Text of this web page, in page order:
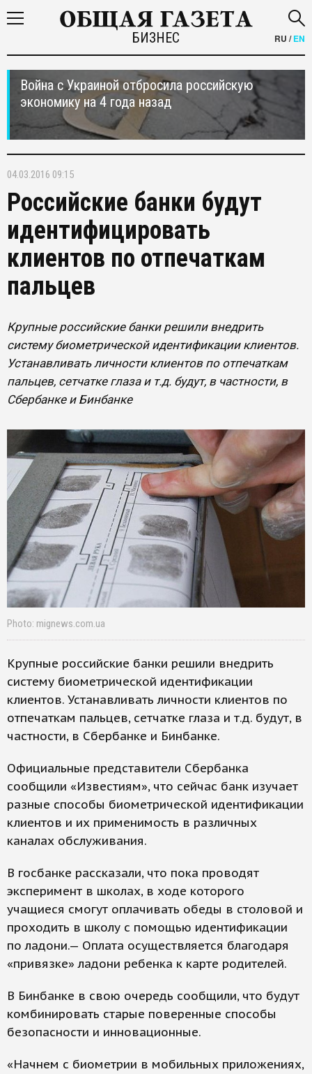
БИЗНЕС RU /EN
Война с Украиной отбросила российскую
экономику на 4 года назад
04.03.2016 09:15
Российские банки будут
идентифицировать
клиентов по отпечаткам
пальцев
Крупные российские банки решили внедрить
систему биометрической идентификации клиентов.
Устанавливать личности клиентов по отпечаткам
пальцев, сетчатке глаза и т.д. будут, в частности, в
Сбербанке и Бинбанке
Photo: mignews.com.ua
Крупные российские банки решили внедрить
систему биометрической идентификации
клиентов. Устанавливать личности клиентов по
отпечаткам пальцев, сетчатке глаза и т.д. будут, в
частности, в Сбербанке и Бинбанке.
Официальные представители Сбербанка
сообщили «Известиям», что сейчас банк изучает
разные способы биометрической идентификации
клиентов и их применимость в различных
каналах обслуживания.
В госбанке рассказали, что пока проводят
эксперимент в школах, в ходе которого
учащиеся смогут оплачивать обеды в столовой и
проходить в школу с помощью идентификации
по ладони.— Оплата осуществляется благодаря
«привязке» ладони ребенка к карте родителей.
В Бинбанке в свою очередь сообщили, что будут
комбинировать старые поверенные способы
безопасности и инновационные.
«Начнем с биометрии в мобильных приложениях,